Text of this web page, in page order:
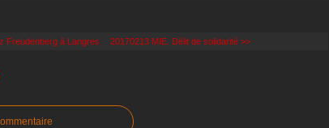
Freudenberg à Langres 20170213 MIE. Délit de solidarité >>